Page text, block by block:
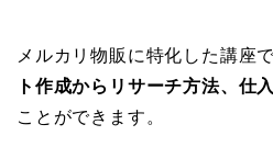
メルカリ物販に特化した講座
ト作成からリサーチ方法、仕
ことができます。